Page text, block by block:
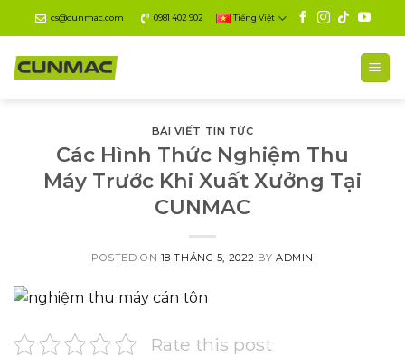
to
content
cs@cunmac.com 0981 402 902 Tiếng Việt
BÀI VIẾT TIN TỨC
Các Hình Thức Nghiệm Thu
Máy Trước Khi Xuất Xưởng Tại
CUNMAC
POSTED ON 18 THÁNG 5, 2022 BY ADMIN
Rate this post